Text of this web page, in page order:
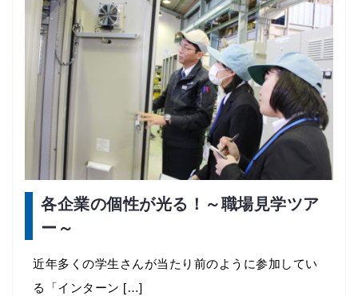
各企業の個性が光る！～職場見学ツア
ー～
近年多くの学生さんが当たり前のように参加してい
る「インターン […]